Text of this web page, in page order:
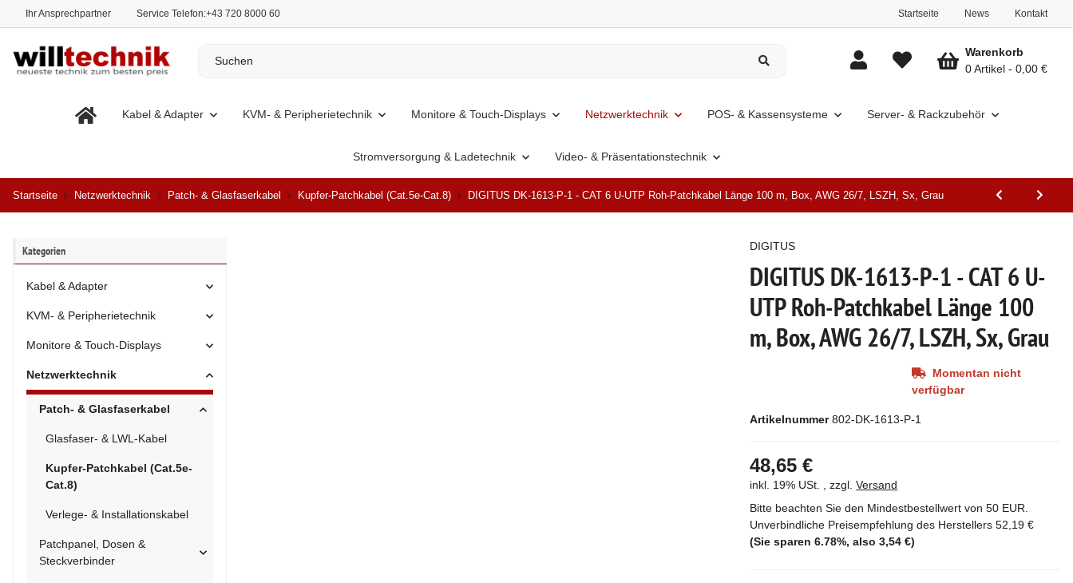
Ihr Ansprechpartner Service Telefon:+43 720 8000 60 Startseite News Kontakt
Kabel & Adapter KVM- & Peripherietechnik Monitore & Touch-Displays Netzwerktechnik POS- & Kassensysteme Server- & Rackzubehör
Stromversorgung & Ladetechnik Video- & Präsentationstechnik
Warenkorb
0 Artikel
0,00 €
Startseite Netzwerktechnik Patch- & Glasfaserkabel Kupfer-Patchkabel (Cat.5e-Cat.8) DIGITUS DK-1613-P-1 - CAT 6 U-UTP Roh-Patchkabel Länge 100 m, Box, AWG 26/7, LSZH, Sx, Grau
DIGITUS DK-1613-P-1 - CAT 6 U-
UTP Roh-Patchkabel Länge 100
m, Box, AWG 26/7, LSZH, Sx, Grau
Artikelnummer 802-DK-1613-P-1
DIGITUS
48,65 €
inkl. 19% USt. , zzgl.Versand
Bitte beachten Sie den Mindestbestellwert von 50 EUR.
Unverbindliche Preisempfehlung des Herstellers 52,19 €
(Sie sparen6.78%, also3,54 €)
Momentan nicht
verfügbar
Kategorien
Kabel & Adapter
KVM- & Peripherietechnik
Monitore & Touch-Displays
Netzwerktechnik
Patch- & Glasfaserkabel
Glasfaser- & LWL-Kabel
Kupfer-Patchkabel (Cat.5e-
Cat.8)
Verlege- & Installationskabel
Patchpanel, Dosen &
Steckverbinder